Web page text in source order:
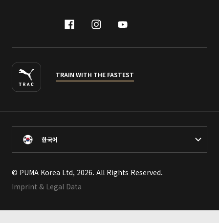
facebook
instagram
youtube
TRAIN WITH THE FASTEST
한국어
© PUMA Korea Ltd, 2026. All Rights Reserved.
Imprint & Legal Data